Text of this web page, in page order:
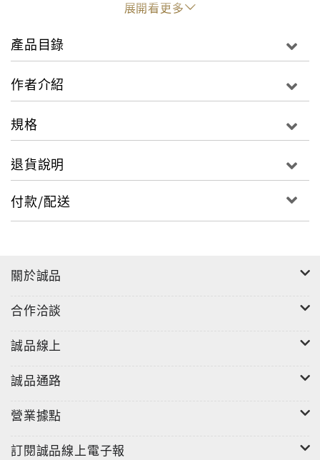
展開看更多
產品目錄
作者介紹
規格
退貨說明
付款/配送
關於誠品
合作洽談
誠品線上
誠品通路
營業據點
訂閱誠品線上電子報